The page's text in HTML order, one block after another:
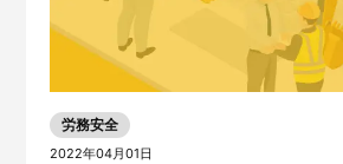
労務安全
2022年04月01日